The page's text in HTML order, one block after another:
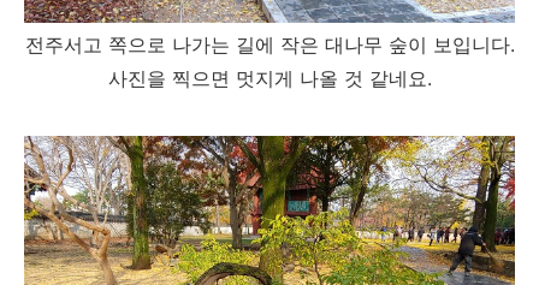
전주서고 쪽으로 나가는 길에 작은 대나무 숲이 보입니다.
사진을 찍으면 멋지게 나올 것 같네요.